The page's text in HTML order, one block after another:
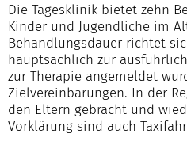
Die Tagesklinik bietet zehn
Kinder und Jugendliche im
Behandlungsdauer richtet
hauptsächlich zur
zur Therapie angemeldet
Zielvereinbarungen. In der
den Eltern gebracht und
Vorklärung sind auch